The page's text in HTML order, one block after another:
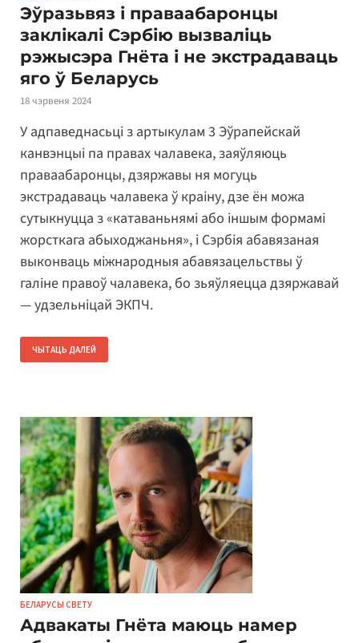
Эўразьвяз і праваабаронцы
заклікалі Сэрбію вызваліць
рэжысэра Гнёта і не экстрадаваць
яго ў Беларусь
18 чэрвеня 2024
У адпаведнасьці з артыкулам 3 Эўрапейскай
канвэнцыі па правах чалавека, заяўляюць
праваабаронцы, дзяржавы ня могуць
экстрадаваць чалавека ў краіну, дзе ён можа
сутыкнуцца з «катаваньнямі або іншым формамі
жорсткага абыходжаньня», і Сэрбія абавязаная
выконваць міжнародныя абавязацельствы ў
галіне правоў чалавека, бо зьяўляецца дзяржавай
— удзельніцай ЭКПЧ.
ЧЫТАЦЬ ДАЛЕЙ
БЕЛАРУСЫ СВЕТУ
Адвакаты Гнёта маюць намер